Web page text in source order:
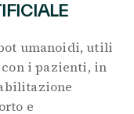
umanoidi, utili
i pazienti, in
e